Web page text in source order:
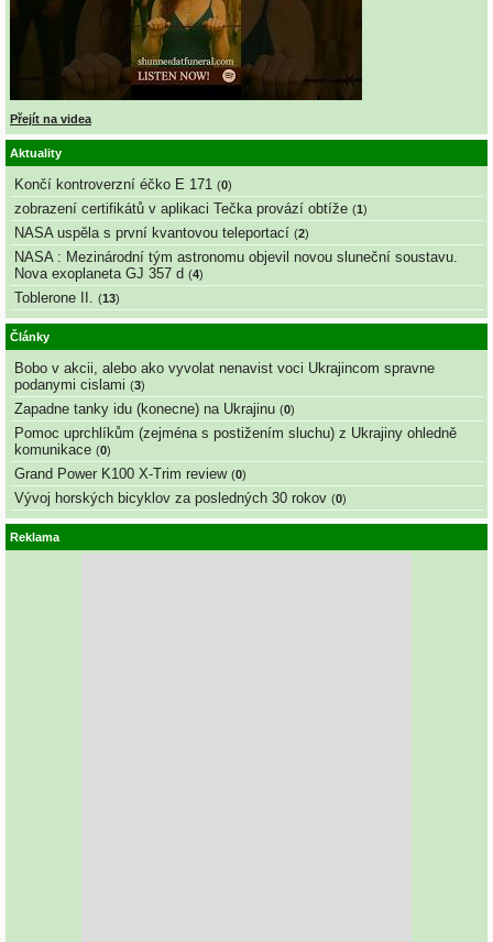
Přejít na videa
Aktuality
Končí kontroverzní éčko E 171 (0)
zobrazení certifikátů v aplikaci Tečka provází obtíže (1 )
NASA uspěla s první kvantovou teleportací (2)
NASA : Mezinárodní tým astronomu objevil novou sluneční soustavu.
Nova exoplaneta GJ 357 d (4)
Toblerone II. (13)
Články
Bobo v akcii, alebo ako vyvolat nenavist voci Ukrajincom spravne
podanymi cislami (3)
Zapadne tanky idu (konecne) na Ukrajinu (0)
Pomoc uprchlíkům (zejména s postižením sluchu) z Ukrajiny ohledně
komunikace (0)
Grand Power K100 X-Trim review (0)
Vývoj horských bicyklov za posledných 30 rokov (0)
Reklama